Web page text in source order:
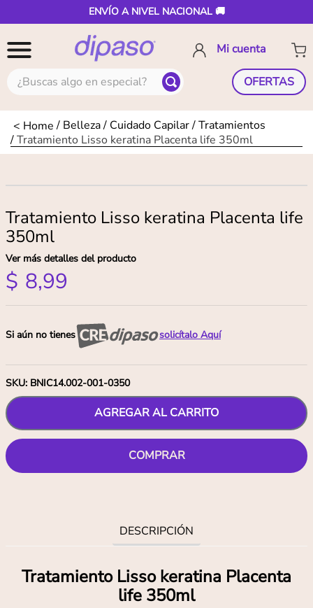
ENVÍO A NIVEL NACIONAL 🚚
¿Buscas algo en especial? OFERTAS
Belleza Cuidado Capilar Tratamientos
Tratamiento Lisso keratina Placenta life 350ml
Tratamiento Lisso keratina Placenta life
350ml
Ver más detalles del producto
$ 8,99
Si aún no tienes solicítalo Aquí
SKU: BNIC14.002-001-0350
AGREGAR AL CARRITO
COMPRAR
DESCRIPCIÓN
Tratamiento Lisso keratina Placenta
life 350ml